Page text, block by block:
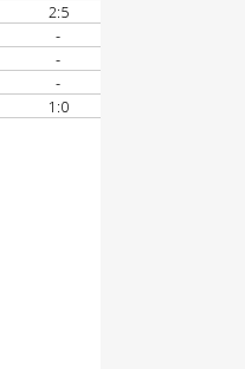
2:5
-
-
-
1:0